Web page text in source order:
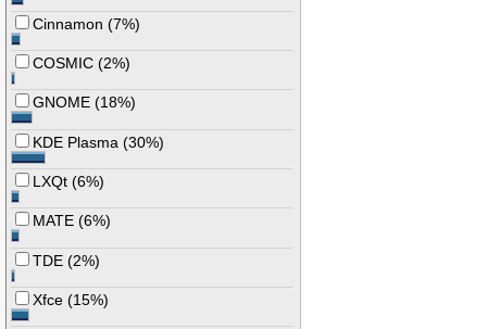
Cinnamon (7%)
COSMIC (2%)
GNOME (18%)
KDE Plasma (30%)
LXQt (6%)
MATE (6%)
TDE (2%)
Xfce (15%)